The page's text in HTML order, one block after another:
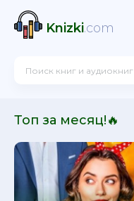
Knizki.com
Топ за месяц!🔥